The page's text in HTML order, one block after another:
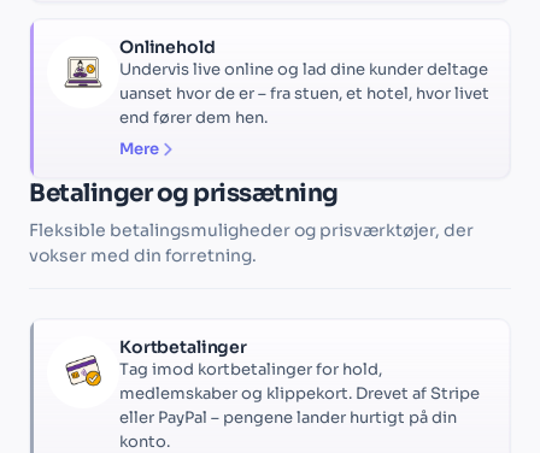
Onlinehold
Undervis live online og lad dine kunder deltage
uanset hvor de er – fra stuen, et hotel, hvor livet
end fører dem hen.
Mere
Betalinger og prissætning
Fleksible betalingsmuligheder og prisværktøjer, der
vokser med din forretning.
Kortbetalinger
Tag imod kortbetalinger for hold,
medlemskaber og klippekort. Drevet af Stripe
eller PayPal – pengene lander hurtigt på din
konto.